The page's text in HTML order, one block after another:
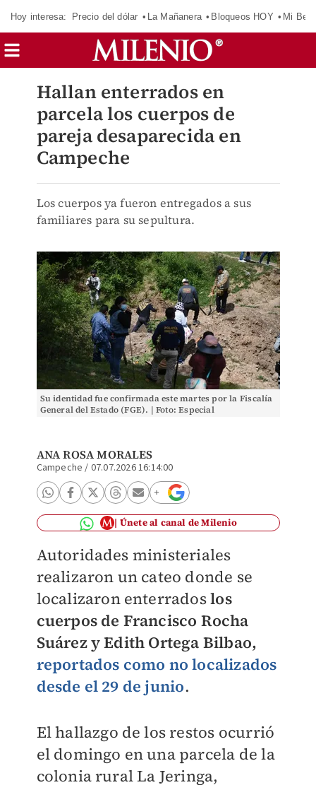
Hoy interesa: Precio del dólar La Mañanera Bloqueos HOY Mi
Hallan enterrados en
parcela los cuerpos de
pareja desaparecida en
Campeche
Los cuerpos ya fueron entregados a sus
familiares para su sepultura.
Su identidad fue confirmada este martes por la Fiscalía
General del Estado (FGE). | Foto: Especial
ANA ROSA MORALES
Campeche / 07.07.2026 16:14:00
Únete al canal de Milenio
Autoridades ministeriales
realizaron un cateo donde se
localizaron enterradoslos
cuerpos de Francisco Rocha
Suárez y Edith Ortega Bilbao,
reportados como no localizados
desde el 29 de junio.
El hallazgo de los restos ocurrió
el domingo en una parcela de la
colonia rural La Jeringa,